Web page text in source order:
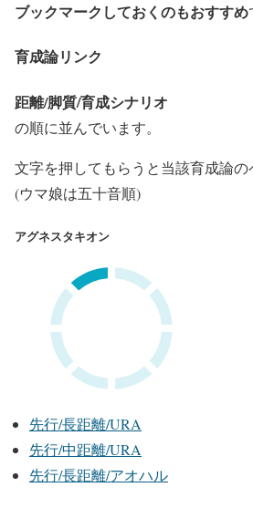
ブックマークしておくのもおすすめ
育成論リンク
距離/脚質/育成シナリオ
の順に並んでいます。
文字を押してもらうと当該育成論の
(ウマ娘は五十音順)
アグネスタキオン
先行/長距離/URA
先行/中距離/URA
先行/長距離/アオハル